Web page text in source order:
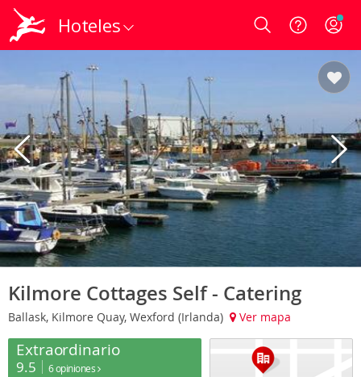
Hoteles Login
Kilmore Cottages Self - Catering
Ballask, Kilmore Quay, Wexford (Irlanda) Ver mapa
Extraordinario
9.5 6 opiniones